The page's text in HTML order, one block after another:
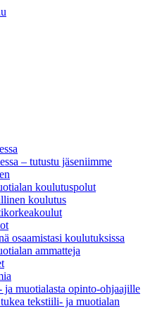
– tutustu jäseniimme
koulutuspolut
koulutus
osaamistasi koulutuksissa
ammatteja
ja muotialasta opinto-ohjaajille
tekstiili- ja muotialan